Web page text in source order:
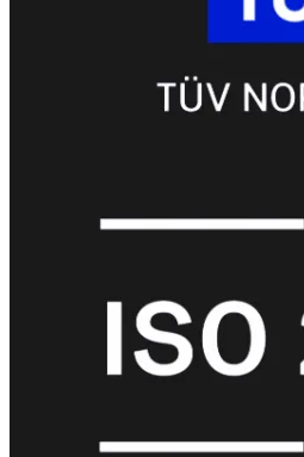
Fi
6E Wi-
Wi-
IndoorOutdoor